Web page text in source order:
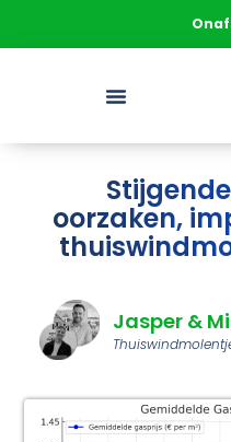
oorzaken,
Jasper &